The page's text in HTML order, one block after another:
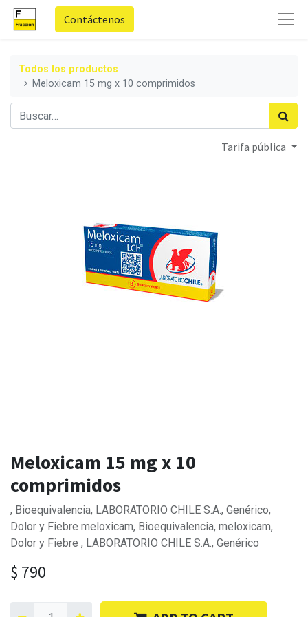
Contáctenos
Todos los productos
Meloxicam 15 mg x 10 comprimidos
Tarifa pública
Meloxicam 15 mg x 10
comprimidos
, Bioequivalencia, LABORATORIO CHILE S.A., Genérico,
Dolor y Fiebre meloxicam, Bioequivalencia, meloxicam,
Dolor y Fiebre , LABORATORIO CHILE S.A., Genérico
$ 790